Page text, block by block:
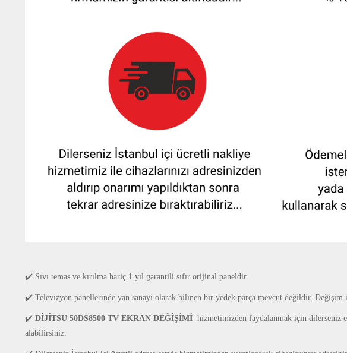
✔️ Sıvı temas ve kırılma hariç 1 yıl garantili sıfır orijinal paneldir.
✔️ Televizyon panellerinde yan sanayi olarak bilinen bir yedek parça mevcut değildir. Değişim
✔️ DİJİTSU 50DS8500 TV EKRAN DEĞİŞİMİ hizmetimizden faydalanmak için dilerseniz
alabilirsiniz.